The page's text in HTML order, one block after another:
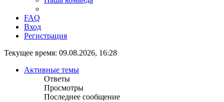
FAQ
Вход
Регистрация
Текущее время: 09.08.2026, 16:28
Активные темы
Ответы
Просмотры
Последнее сообщение